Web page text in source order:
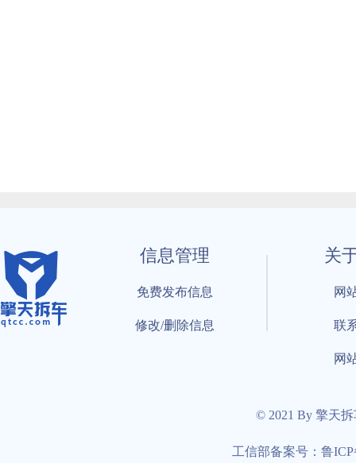
信息管理
免费发布信息
修改/删除信息
关
网
联
网
© 2021 By 擎天
工信部备案号：鲁